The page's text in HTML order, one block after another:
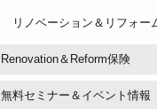
リノベーション＆リフォー
Renovation＆Reform保険
無料セミナー＆イベント情報